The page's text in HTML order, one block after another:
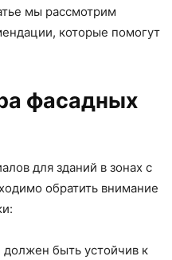
мы рассмотрим
которые помогут
фасадных
для зданий в зонах с
обратить внимание
должен быть устойчив к